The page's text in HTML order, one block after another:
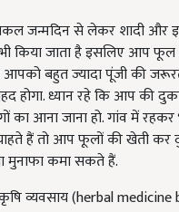
जन्मदिन से लेकर शादी और
भी किया जाता है इसलिए आप
बहुत ज्यादा पूंजी की
होगा. ध्यान रहे कि आप की
का आना जाना हो. गांव में
हैं तो आप फूलों की खेती कर
मुनाफा कमा सकते हैं.
व्यवसाय (herbal medicine